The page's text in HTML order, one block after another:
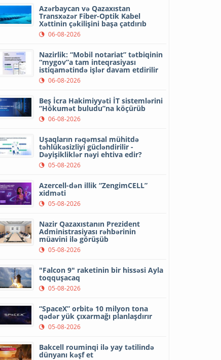
Azərbaycan və Qazaxıstan
Transxəzər Fiber-Optik Kabel
Xəttinin çəkilişini başa çatdırıb
06-08-2026
Nazirlik: “Mobil notariat” tətbiqinin
“mygov”a tam inteqrasiyası
istiqamətində işlər davam etdirilir
06-08-2026
Beş İcra Hakimiyyəti İT sistemlərini
“Hökumət buludu”na köçürüb
06-08-2026
Uşaqların rəqəmsal mühitdə
təhlükəsizliyi gücləndirilir -
Dəyişikliklər nəyi ehtiva edir?
05-08-2026
Azercell-dən illik “ZengimCELL”
xidməti
05-08-2026
Nazir Qazaxıstanın Prezident
Administrasiyası rəhbərinin
müavini ilə görüşüb
05-08-2026
"Falcon 9" raketinin bir hissəsi Ayla
toqquşacaq
05-08-2026
“SpaceX” orbitə 10 milyon tona
qədər yük çıxarmağı planlaşdırır
05-08-2026
Bakcell rouminqi ilə yay tətilində
dünyanı kəşf et